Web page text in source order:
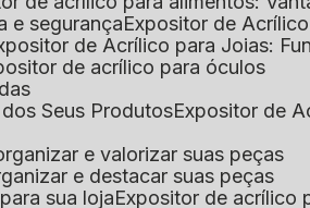
e segurança Expositor de
de Acrílico para Joias:
de acrílico para óculos
Seus Produtos Expositor de
e valorizar suas peças
e destacar suas peças
sua loja Expositor de acrílico